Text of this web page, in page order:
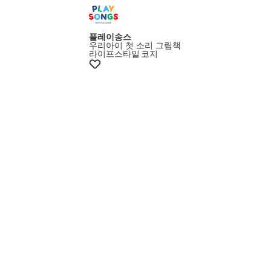
플레이송스
우리아이 첫 소리 그림책
라이프스타일 코지